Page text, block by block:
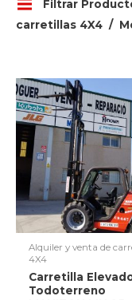
Filtrar
carretillas 4X4
Alquiler y venta de
4X4
Carretilla
Todoterreno